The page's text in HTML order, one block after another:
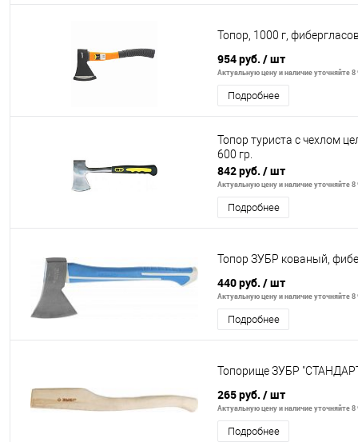
Топор, 1000 г,
954 руб. / шт
Актуальную цену и наличие уточняйте 8
Подробнее
Топор туриста с чехлом
600 гр.
842 руб. / шт
Актуальную цену и наличие уточняйте 8
Подробнее
Топор ЗУБР кованый,
440 руб. / шт
Актуальную цену и наличие уточняйте 8
Подробнее
Топорище ЗУБР
265 руб. / шт
Актуальную цену и наличие уточняйте 8
Подробнее